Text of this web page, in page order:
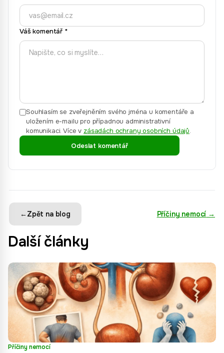
Váš komentář *
Souhlasím se zveřejněním svého jména u komentáře a
uložením e-mailu pro případnou administrativní
komunikaci. Více v zásadách ochrany osobních údajů.
Odeslat komentář
←Zpět na blog Příčiny nemocí →
Další články
Příčiny nemocí